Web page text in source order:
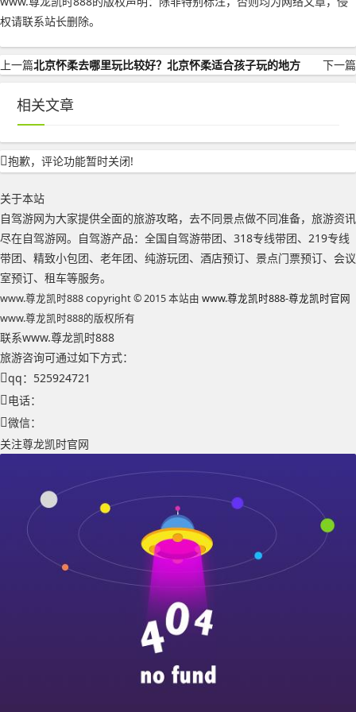
权请联系站长删除。
上一篇北京怀柔去哪里玩比较好？北京怀柔适合孩子玩的地方 下一篇
相关文章
抱歉，评论功能暂时关闭!
关于本站
自驾游网为大家提供全面的旅游攻略，去不同景点做不同准备，旅游资讯
尽在自驾游网。自驾游产品：全国自驾游带团、318专线带团、219专线
带团、精致小包团、老年团、纯游玩团、酒店预订、景点门票预订、会议
室预订、租车等服务。
www.尊龙凯时888 copyright © 2015 本站由 www.尊龙凯时888-尊龙凯时官网
www.尊龙凯时888的版权所有
联系www.尊龙凯时888
旅游咨询可通过如下方式：
qq：525924721
电话：
微信：
关注尊龙凯时官网